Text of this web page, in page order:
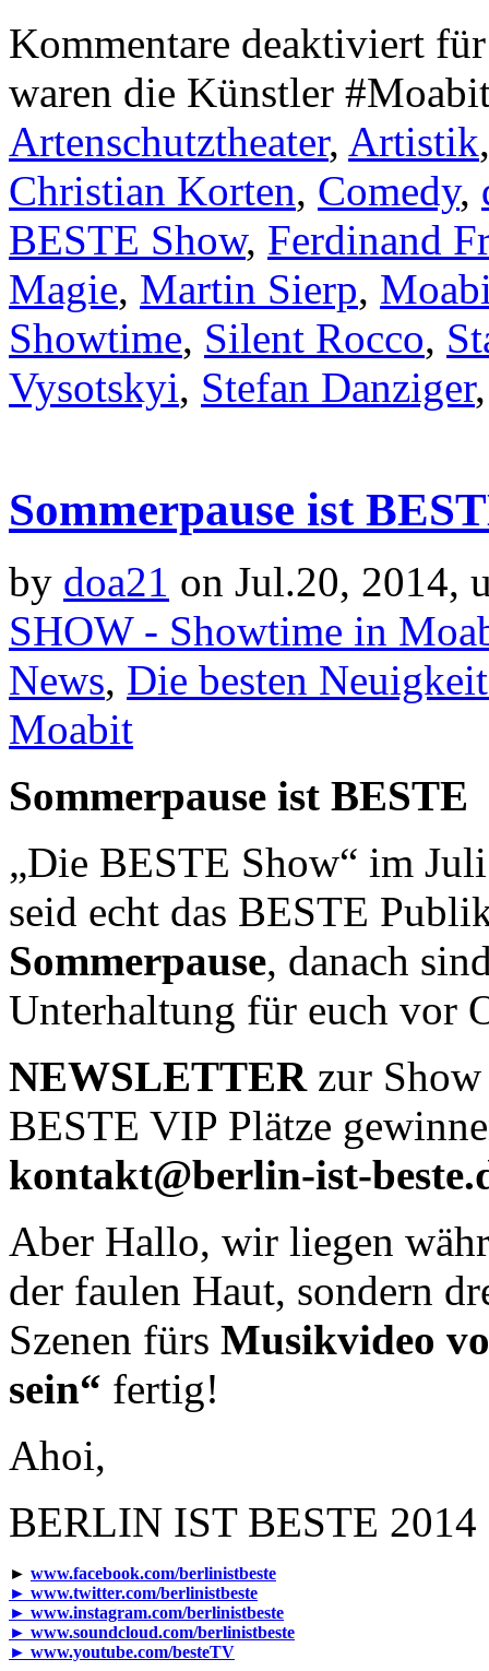
Kommentare deaktiviert
waren die Künstler
Artenschutztheater, Artistik
Christian Korten, Comedy,
BESTE Show, Ferdinand
Magie, Martin Sierp,
Showtime, Silent Rocco,
Vysotskyi, Stefan Danziger
Sommerpause ist
by doa21 on Jul.20, 2014,
SHOW - Showtime in
News, Die besten
Moabit
Sommerpause ist BESTE
„Die BESTE Show“ im
seid echt das BESTE
Sommerpause, danach
Unterhaltung für euch vor
NEWSLETTERzur Show
BESTE VIP Plätze
kontakt@berlin-ist-
Aber Hallo, wir liegen
der faulen Haut, sondern
Szenen fürs Musikvideo
sein“ fertig!
Ahoi,
BERLIN IST BESTE 2014
► www.facebook.com/berlinistbeste
► www.twitter.com/berlinistbeste
► www.instagram.com/berlinistbeste
► www.soundcloud.com/berlinistbeste
► www.youtube.com/besteTV